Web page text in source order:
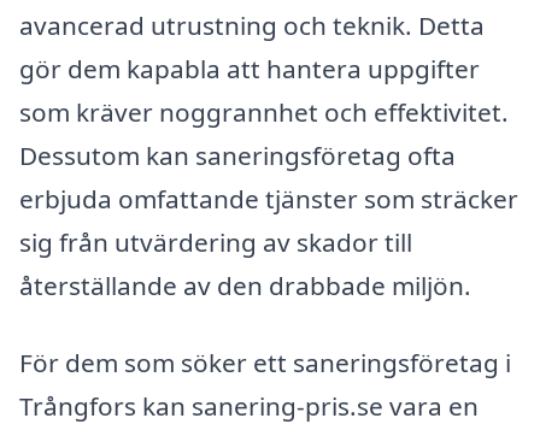
avancerad utrustning och teknik. Detta
gör dem kapabla att hantera uppgifter
som kräver noggrannhet och effektivitet.
Dessutom kan saneringsföretag ofta
erbjuda omfattande tjänster som sträcker
sig från utvärdering av skador till
återställande av den drabbade miljön.
För dem som söker ett saneringsföretag i
Trångfors kan sanering-pris.se vara en